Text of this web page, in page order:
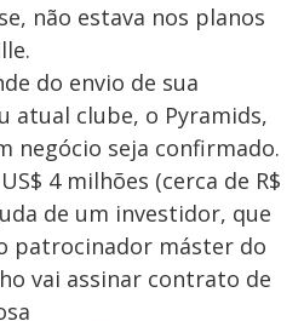
não estava nos planos
do envio de sua
atual clube, o Pyramids,
negócio seja confirmado.
4 milhões (cerca de R$
de um investidor, que
patrocinador máster do
vai assinar contrato de